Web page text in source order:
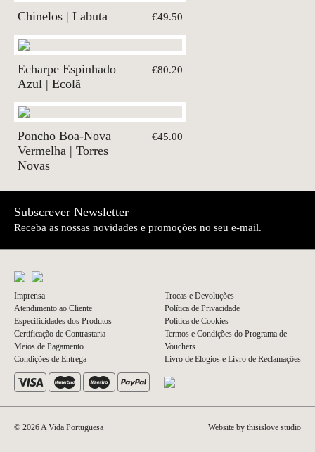
Chinelos | Labuta €49.50
Echarpe Espinhado
Azul | Ecolã
€80.20
Poncho Boa-Nova
Vermelha | Torres
Novas
€45.00
Subscrever Newsletter
Receba as nossas novidades e promoções no seu e-mail.
Imprensa
Atendimento ao Cliente
Especificidades dos Produtos
Certificação de Contrastaria
Meios de Pagamento
Condições de Entrega
Trocas e Devoluções
Política de Privacidade
Política de Cookies
Termos e Condições do Programa de
Vouchers
Livro de Elogios e Livro de Reclamações
© 2026 A Vida Portuguesa Website by thisislove studio